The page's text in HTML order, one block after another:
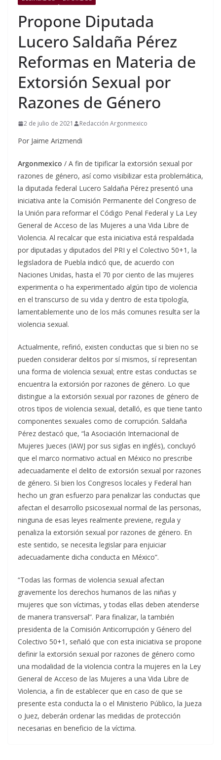
Propone Diputada
Lucero Saldaña Pérez
Reformas en Materia de
Extorsión Sexual por
Razones de Género
2 de julio de 2021 Redacción Argonmexico
Por Jaime Arizmendi
Argonmexico / A fin de tipificar la extorsión sexual por
razones de género, así como visibilizar esta problemática,
la diputada federal Lucero Saldaña Pérez presentó una
iniciativa ante la Comisión Permanente del Congreso de
la Unión para reformar el Código Penal Federal y La Ley
General de Acceso de las Mujeres a una Vida Libre de
Violencia. Al recalcar que esta iniciativa está respaldada
por diputadas y diputados del PRI y el Colectivo 50+1, la
legisladora de Puebla indicó que, de acuerdo con
Naciones Unidas, hasta el 70 por ciento de las mujeres
experimenta o ha experimentado algún tipo de violencia
en el transcurso de su vida y dentro de esta tipología,
lamentablemente uno de los más comunes resulta ser la
violencia sexual.
Actualmente, refirió, existen conductas que si bien no se
pueden considerar delitos por sí mismos, sí representan
una forma de violencia sexual; entre estas conductas se
encuentra la extorsión por razones de género. Lo que
distingue a la extorsión sexual por razones de género de
otros tipos de violencia sexual, detalló, es que tiene tanto
componentes sexuales como de corrupción. Saldaña
Pérez destacó que, “la Asociación Internacional de
Mujeres Jueces (IAWJ por sus siglas en inglés), concluyó
que el marco normativo actual en México no prescribe
adecuadamente el delito de extorsión sexual por razones
de género. Si bien los Congresos locales y Federal han
hecho un gran esfuerzo para penalizar las conductas que
afectan el desarrollo psicosexual normal de las personas,
ninguna de esas leyes realmente previene, regula y
penaliza la extorsión sexual por razones de género. En
este sentido, se necesita legislar para enjuiciar
adecuadamente dicha conducta en México”.
“Todas las formas de violencia sexual afectan
gravemente los derechos humanos de las niñas y
mujeres que son víctimas, y todas ellas deben atenderse
de manera transversal”. Para finalizar, la también
presidenta de la Comisión Anticorrupción y Género del
Colectivo 50+1, señaló que con esta iniciativa se propone
definir la extorsión sexual por razones de género como
una modalidad de la violencia contra la mujeres en la Ley
General de Acceso de las Mujeres a una Vida Libre de
Violencia, a fin de establecer que en caso de que se
presente esta conducta la o el Ministerio Público, la Jueza
o Juez, deberán ordenar las medidas de protección
necesarias en beneficio de la víctima.